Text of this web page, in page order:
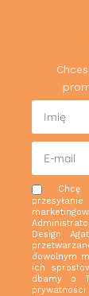
Design
dowolnym
ich
dbamy o
prywatności